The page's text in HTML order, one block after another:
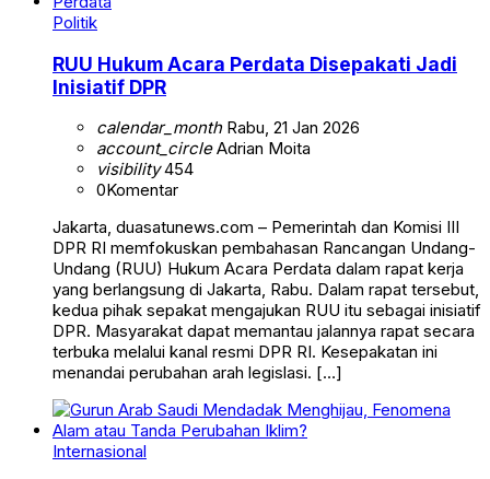
Politik
RUU Hukum Acara Perdata Disepakati Jadi
Inisiatif DPR
calendar_monthRabu, 21 Jan 2026
account_circleAdrian Moita
visibility454
0Komentar
Jakarta, duasatunews.com – Pemerintah dan Komisi III
DPR RI memfokuskan pembahasan Rancangan Undang-
Undang (RUU) Hukum Acara Perdata dalam rapat kerja
yang berlangsung di Jakarta, Rabu. Dalam rapat tersebut,
kedua pihak sepakat mengajukan RUU itu sebagai inisiatif
DPR. Masyarakat dapat memantau jalannya rapat secara
terbuka melalui kanal resmi DPR RI. Kesepakatan ini
menandai perubahan arah legislasi. […]
Internasional